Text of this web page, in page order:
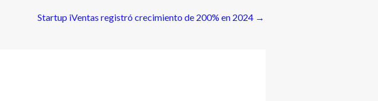
Startup iVentas registró crecimiento de 200% en 2024 →